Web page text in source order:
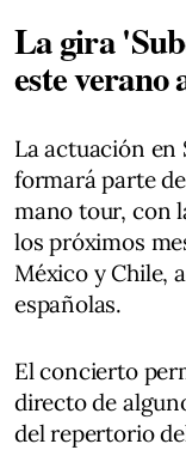
La gira
este
La actuación en
formará parte
mano tour, con
los próximos
México y Chile,
españolas.
El concierto
directo de
del repertorio